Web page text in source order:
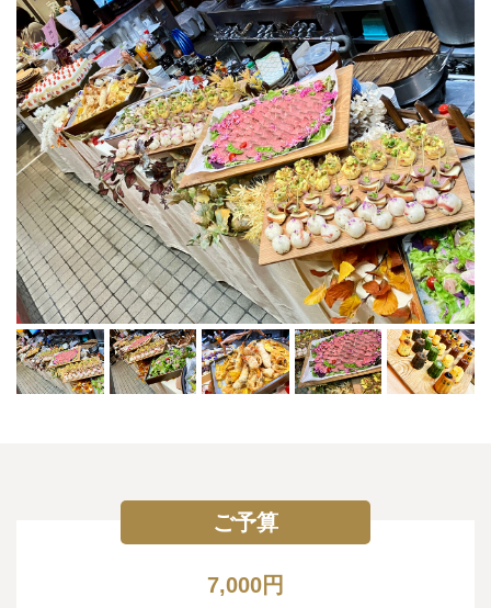
ご予算
7,000円